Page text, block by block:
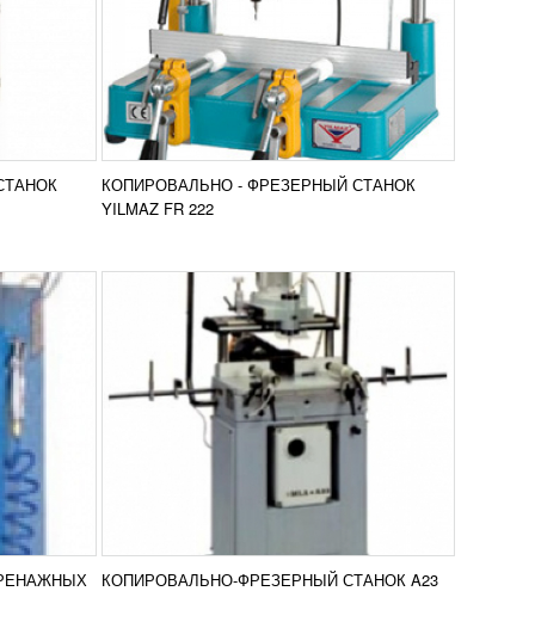
КОПИРОВАЛЬНО - ФРЕЗЕРНЫЙ СТАНОК
YILMAZ FR 222
и
в
КОПИРОВАЛЬНО-ФРЕЗЕРНЫЙ
СТАНОК A23
УЗНАТЬ ЦЕНУ
Агрегат с двумя шпинделями
использующийся для фрезерной и
копировальной обработок. Мотор
расположенный по горизонтали
используется для создания 3-х...
ПОДРОБНЕЕ
Добавить в
сравнение
КОПИРОВАЛЬНО-ФРЕЗЕРНЫЙ СТАНОК A23
DE
С
КОПИРОВАЛЬНО-ФРЕЗЕРНЫЙ
СТАНОК KABAN DE 4060
УЗНАТЬ ЦЕНУ
Копировально-фрезерный станок DE
профилях из алюминия и пластика. С
помощью оборудования...
ПОДРОБНЕЕ
Добавить в
сравнение